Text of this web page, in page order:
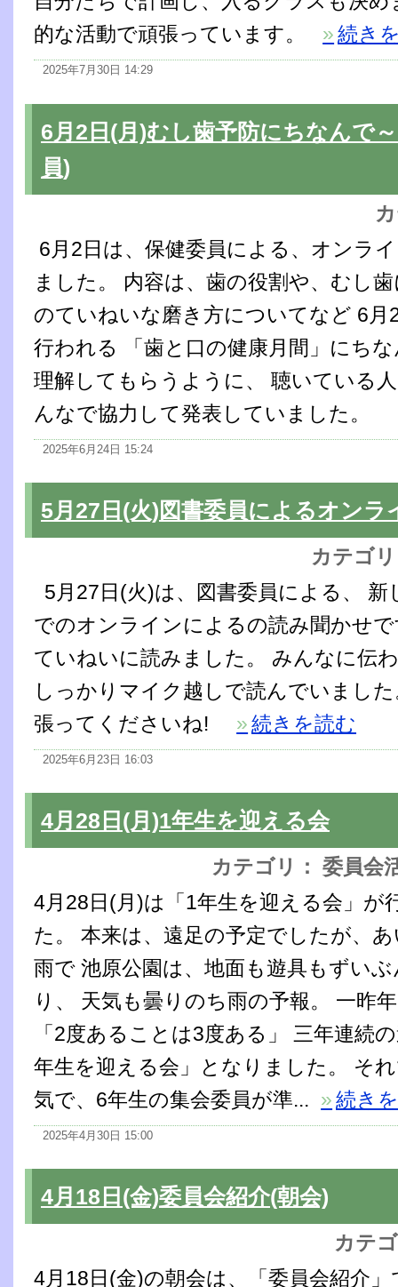
的な活動で頑張っています。
»続き
2025年7月30日 14:29
6月2日(月)むし歯予防にちなんで
員)
6月2日は、保健委員による、オンラ
ました。 内容は、歯の役割や、むし
のていねいな磨き方についてなど 6月
行われる 「歯と口の健康月間」にち
理解してもらうように、 聴いている
んなで協力して発表していました。
2025年6月24日 15:24
5月27日(火)図書委員によるオンラ
カテゴ
5月27日(火)は、図書委員による、 新
でのオンラインによるの読み聞かせ
ていねいに読みました。 みんなに伝
しっかりマイク越しで読んでいまし
張ってくださいね!
»続きを読む
2025年6月23日 16:03
4月28日(月)1年生を迎える会
カテゴリ： 委員会
4月28日(月)は「1年生を迎える会」が
た。 本来は、遠足の予定でしたが、
雨で 池原公園は、地面も遊具もずい
り、 天気も曇りのち雨の予報。 一昨
「2度あることは3度ある」 三年連続
年生を迎える会」となりました。 そ
気で、6年生の集会委員が準... »続き
2025年4月30日 15:00
4月18日(金)委員会紹介(朝会)
カテ
4月18日(金)の朝会は、「委員会紹介